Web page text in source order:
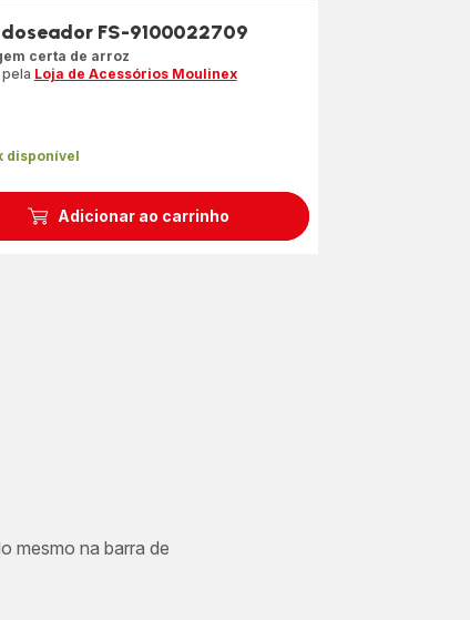
Adicionar ao carrinho
FS-9100022709
certa de arroz
Loja de Acessórios Moulinex
disponível
mesmo na barra de